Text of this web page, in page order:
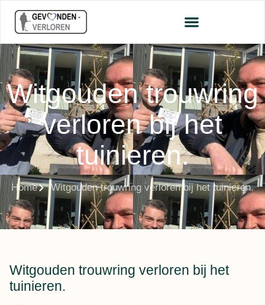
Witgouden trouwring
verloren bij het
tuinieren.
Home Witgouden trouwring verloren bij het tuinieren.
Witgouden trouwring verloren bij het
tuinieren.